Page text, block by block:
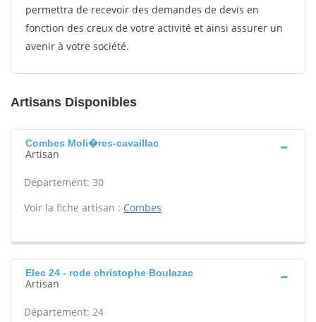
permettra de recevoir des demandes de devis en
fonction des creux de votre activité et ainsi assurer un
avenir à votre société.
Artisans Disponibles
Combes Moli�res-cavaillac
Artisan
Département: 30
Voir la fiche artisan : Combes
Elec 24 - rode christophe Boulazac
Artisan
Département: 24